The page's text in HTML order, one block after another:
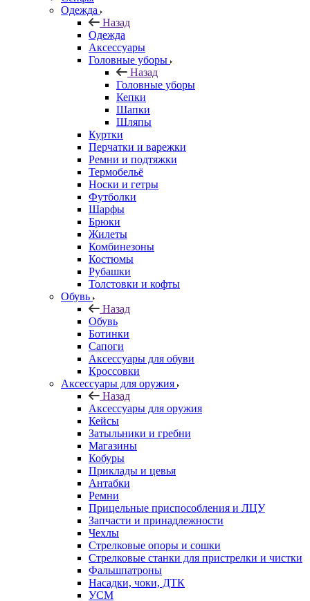
Одежда
Назад
Одежда
Аксессуары
Головные уборы
Назад
Головные уборы
Кепки
Шапки
Шляпы
Куртки
Перчатки и варежки
Ремни и подтяжки
Термобельё
Носки и гетры
Футболки
Шарфы
Брюки
Жилеты
Комбинезоны
Костюмы
Рубашки
Толстовки и кофты
Обувь
Назад
Обувь
Ботинки
Сапоги
Аксессуары для обуви
Кроссовки
Аксессуары для оружия
Назад
Аксессуары для оружия
Кейсы
Затыльники и гребни
Магазины
Кобуры
Приклады и цевья
Антабки
Ремни
Прицельные приспособления и ЛЦУ
Запчасти и принадлежности
Чехлы
Стрелковые опоры и сошки
Стрелковые станки для пристрелки и чистки
Фальшпатроны
Насадки, чоки, ДТК
УСМ